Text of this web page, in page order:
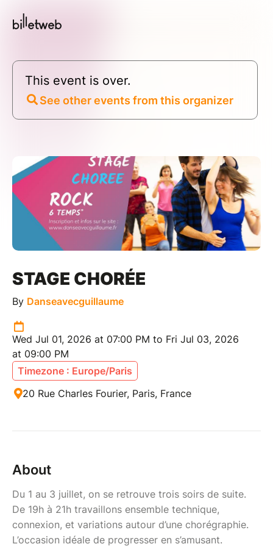
This event is over.
See other events from this organizer
STAGE CHORÉE
By Danseavecguillaume
Wed Jul 01, 2026 at 07:00 PM to Fri Jul 03, 2026
at 09:00 PM
Timezone : Europe/Paris
20 Rue Charles Fourier, Paris, France
About
Du 1 au 3 juillet, on se retrouve trois soirs de suite.
De 19h à 21h travaillons ensemble technique,
connexion, et variations autour d’une chorégraphie.
L’occasion idéale de progresser en s’amusant.